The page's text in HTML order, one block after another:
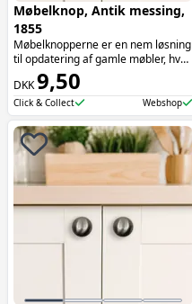
Møbelknop, Antik messing,
1855
Møbelknopperne er en nem løsning
til opdatering af gamle møbler, hvor
de tilføjer både funktionalitet og
æstetik. Møbelknopperne er især
oplagte at bruge på skuffer.
DKK9,50
Click & Collect Webshop